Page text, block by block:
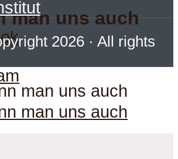
man uns auch
man uns auch
man uns auch
2026 · All rights